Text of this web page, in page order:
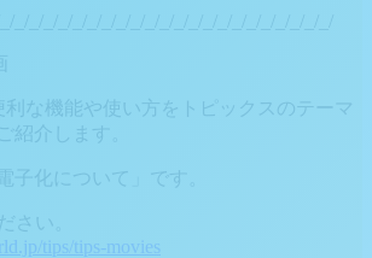
利な機能や使い方をトピックスのテーマ
紹介します。
子化について」です。
さい。
tips/tips-movies